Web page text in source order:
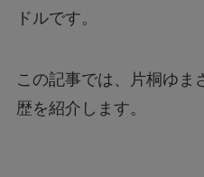
ドルです。
この記事では、片桐ゆま
歴を紹介します。